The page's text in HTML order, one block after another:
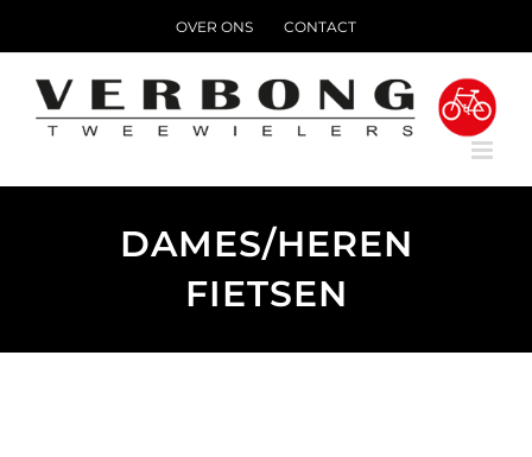
OVER ONS CONTACT
DAMES/HEREN
FIETSEN